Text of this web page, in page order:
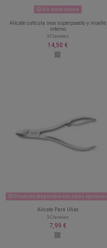
Sin stock online
Alicate cutícula inox superpuesto y muelle
interno
3 Claveles
14,50 €
Producto disponible con otras opciones
Alicate Para Uñas
3 Claveles
7,99 €